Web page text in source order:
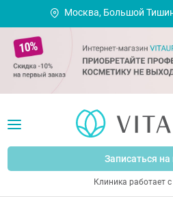
Москва, Большой
Записаться
Клиника работает